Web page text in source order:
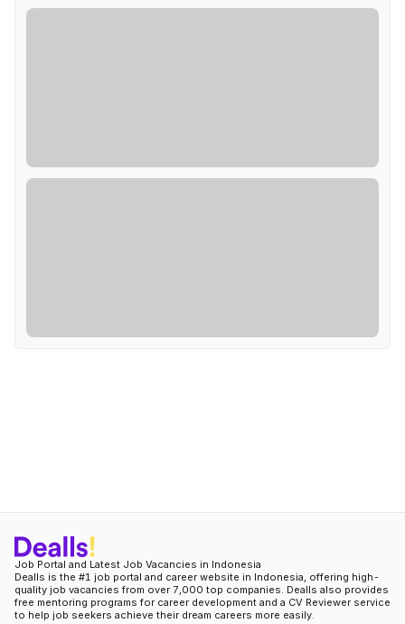
Job Portal and Latest Job Vacancies in Indonesia
Dealls is the #1 job portal and career website in Indonesia, offering high-
quality job vacancies from over 7,000 top companies. Dealls also provides
free mentoring programs for career development and a CV Reviewer service
to help job seekers achieve their dream careers more easily.